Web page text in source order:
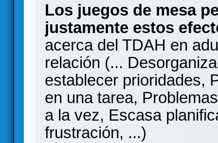
Los juegos de mesa
justamente estos
acerca del TDAH en
relación (...
establecer prioridades,
en una tarea,
a la vez, Escasa
frustración, ...)